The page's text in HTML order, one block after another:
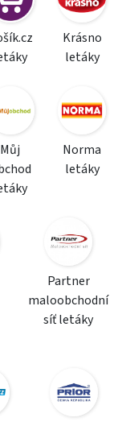
Krásno
letáky
Můj
Norma
letáky
Partner
maloobchodní
síť letáky